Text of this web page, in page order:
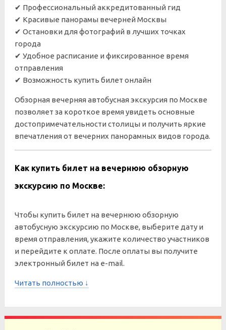
✔ Профессиональный аккредитованный гид
✔ Красивые панорамы вечерней Москвы
✔ Остановки для фотографий в лучших точках
города
✔ Удобное расписание и фиксированное время
отправления
✔ Возможность купить билет онлайн
Обзорная вечерняя автобусная экскурсия по Москве
позволяет за короткое время увидеть основные
достопримечательности столицы и получить яркие
впечатления от вечерних панорамных видов города.
Как купить билет на вечернюю обзорную
экскурсию по Москве:
Чтобы купить билет на вечернюю обзорную
автобусную экскурсию по Москве, выберите дату и
время отправления, укажите количество участников
и перейдите к оплате. После оплаты вы получите
электронный билет на e-mail.
Читать полностью ↓